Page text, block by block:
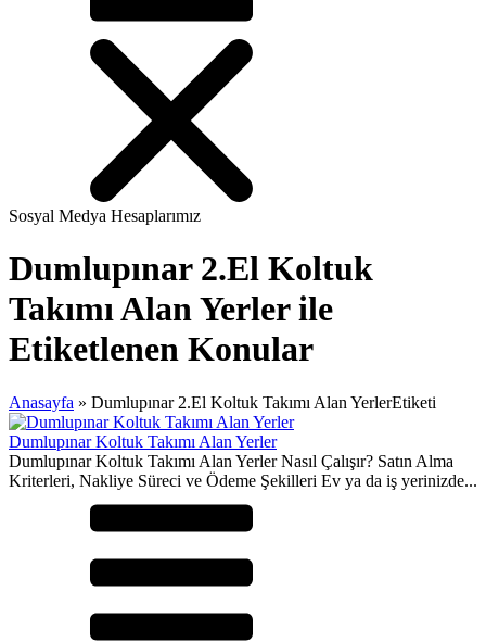
Sosyal Medya Hesaplarımız
Dumlupınar 2.El Koltuk
Takımı Alan Yerler ile
Etiketlenen Konular
Anasayfa » Dumlupınar 2.El Koltuk Takımı Alan YerlerEtiketi
Dumlupınar Koltuk Takımı Alan Yerler
Dumlupınar Koltuk Takımı Alan Yerler Nasıl Çalışır? Satın Alma
Kriterleri, Nakliye Süreci ve Ödeme Şekilleri Ev ya da iş yerinizde...